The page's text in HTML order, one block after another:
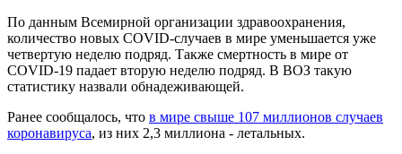
По данным Всемирной организации здравоохранения,
количество новых COVID-случаев в мире уменьшается уже
четвертую неделю подряд. Также смертность в мире от
COVID-19 падает вторую неделю подряд. В ВОЗ такую
статистику назвали обнадеживающей.
Ранее сообщалось, что в мире свыше 107 миллионов случаев
коронавируса, из них 2,3 миллиона - летальных.